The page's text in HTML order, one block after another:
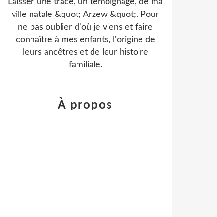
Laisser une trace, un témoignage, de ma
ville natale &quot; Arzew &quot;. Pour
ne pas oublier d'où je viens et faire
connaître à mes enfants, l'origine de
leurs ancêtres et de leur histoire
familiale.
À propos